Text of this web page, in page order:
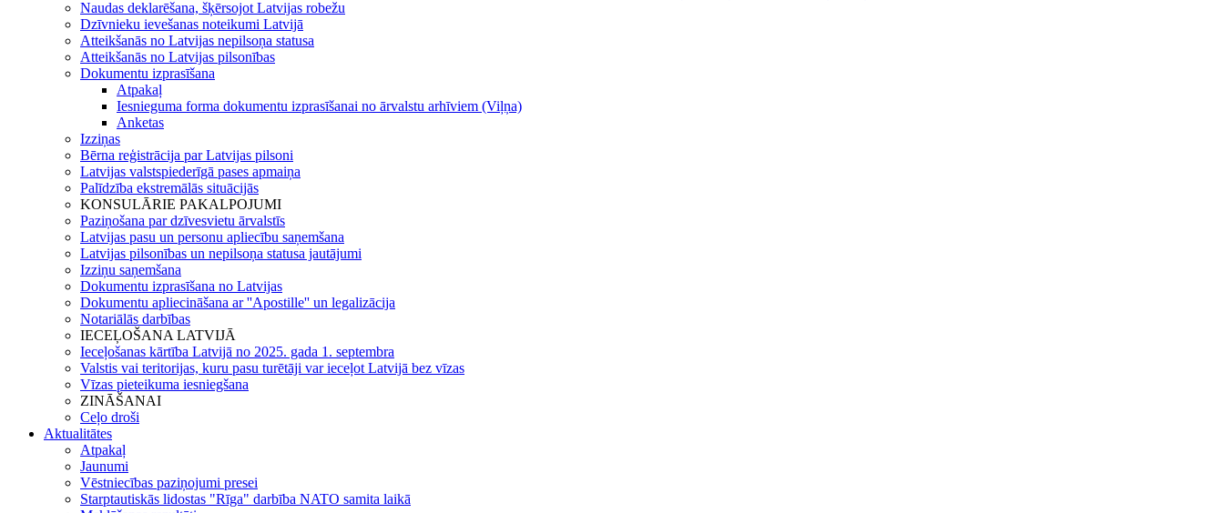
Naudas deklarēšana, šķērsojot Latvijas robežu
Dzīvnieku ievešanas noteikumi Latvijā
Atteikšanās no Latvijas nepilsoņa statusa
Atteikšanās no Latvijas pilsonības
Dokumentu izprasīšana
Atpakaļ
Iesnieguma forma dokumentu izprasīšanai no ārvalstu arhīviem (Viļņa)
Anketas
Izziņas
Bērna reģistrācija par Latvijas pilsoni
Latvijas valstspiederīgā pases apmaiņa
Palīdzība ekstremālās situācijās
KONSULĀRIE PAKALPOJUMI
Paziņošana par dzīvesvietu ārvalstīs
Latvijas pasu un personu apliecību saņemšana
Latvijas pilsonības un nepilsoņa statusa jautājumi
Izziņu saņemšana
Dokumentu izprasīšana no Latvijas
Dokumentu apliecināšana ar ''Apostille'' un legalizācija
Notariālās darbības
IECEĻOŠANA LATVIJĀ
Ieceļošanas kārtība Latvijā no 2025. gada 1. septembra
Valstis vai teritorijas, kuru pasu turētāji var ieceļot Latvijā bez vīzas
Vīzas pieteikuma iesniegšana
ZINĀŠANAI
Ceļo droši
Aktualitātes
Atpakaļ
Jaunumi
Vēstniecības paziņojumi presei
Starptautiskās lidostas "Rīga" darbība NATO samita laikā